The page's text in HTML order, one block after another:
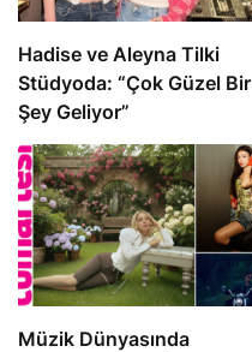
Hadise ve Aleyna Tilki
Stüdyoda: “Çok Güzel Bir
Şey Geliyor”
Müzik Dünyasında